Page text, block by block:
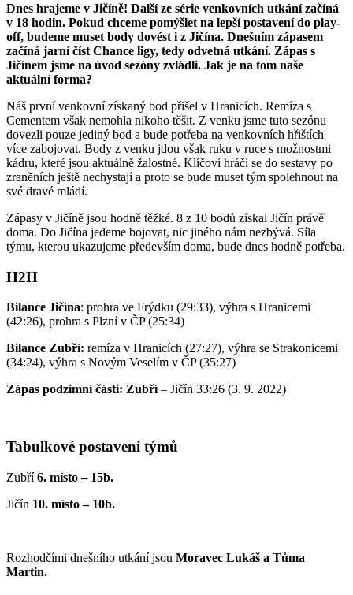
Dnes hrajeme v Jičíně! Další ze série venkovních utkání začíná
v 18 hodin. Pokud chceme pomýšlet na lepší postavení do play-
off, budeme muset body dovést i z Jičína. Dnešním zápasem
začíná jarní číst Chance ligy, tedy odvetná utkání. Zápas s
Jičínem jsme na úvod sezóny zvládli. Jak je na tom naše
aktuální forma?
Náš první venkovní získaný bod přišel v Hranicích. Remíza s
Cementem však nemohla nikoho těšit. Z venku jsme tuto sezónu
dovezli pouze jediný bod a bude potřeba na venkovních hřištích
více zabojovat. Body z venku jdou však ruku v ruce s možnostmi
kádru, které jsou aktuálně žalostné. Klíčoví hráči se do sestavy po
zraněních ještě nechystají a proto se bude muset tým spolehnout na
své dravé mládí.
Zápasy v Jičíně jsou hodně těžké. 8 z 10 bodů získal Jičín právě
doma. Do Jičína jedeme bojovat, nic jiného nám nezbývá. Síla
týmu, kterou ukazujeme především doma, bude dnes hodně potřeba.
H2H
Bilance Jičína: prohra ve Frýdku (29:33), výhra s Hranicemi
(42:26), prohra s Plzní v ČP (25:34)
Bilance Zubří: remíza v Hranicích (27:27), výhra se Strakonicemi
(34:24), výhra s Novým Veselím v ČP (35:27)
Zápas podzimní části: Zubří– Jičín 33:26 (3. 9. 2022)
Tabulkové postavení týmů
Zubří6. místo – 15b.
Jičín 10. místo – 10b.
Rozhodčími dnešního utkání jsou Moravec Lukáš a Tůma
Martin.